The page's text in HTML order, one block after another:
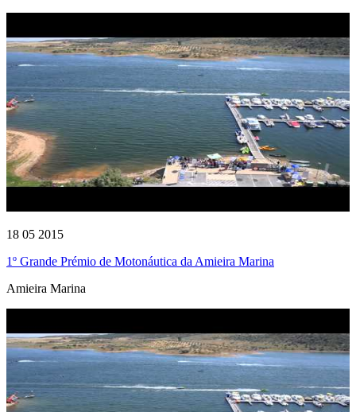
18 05 2015
1º Grande Prémio de Motonáutica da Amieira Marina
Amieira Marina